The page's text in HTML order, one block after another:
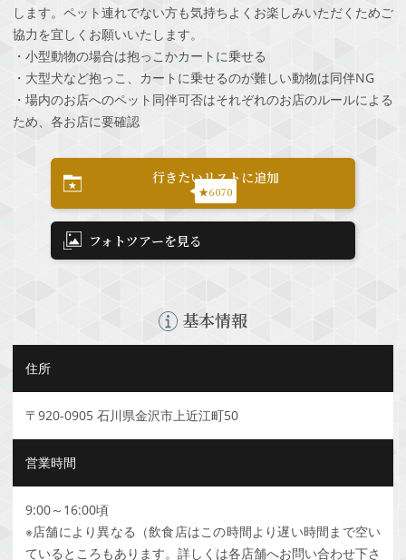
します。ペット連れでない方も気持ちよくお楽しみいただくためご
協力を宜しくお願いいたします。
・小型動物の場合は抱っこかカートに乗せる
・大型犬など抱っこ、カートに乗せるのが難しい動物は同伴NG
・場内のお店へのペット同伴可否はそれぞれのお店のルールによる
ため、各お店に要確認
行きたいリストに追加
★6070
フォトツアーを見る
基本情報
住所
〒920-0905 石川県金沢市上近江町50
営業時間
9:00～16:00頃
※店舗により異なる（飲食店はこの時間より遅い時間まで空い
ているところもあります。詳しくは各店舗へお問い合わせ下さ